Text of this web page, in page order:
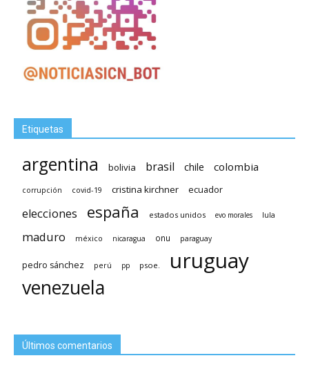
Etiquetas
argentina bolivia brasil chile colombia
corrupción covid-19 cristina kirchner ecuador
elecciones españa estados unidos evo morales lula
maduro méxico nicaragua onu paraguay
pedro sánchez perú pp psoe. uruguay
venezuela
Últimos comentarios